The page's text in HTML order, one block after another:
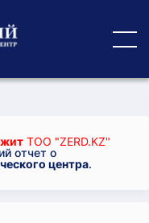
ТОО "ZERD.KZ"
отчет о
центра.